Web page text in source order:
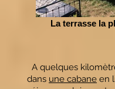
La terrasse la
A quelques
dans une cabane en